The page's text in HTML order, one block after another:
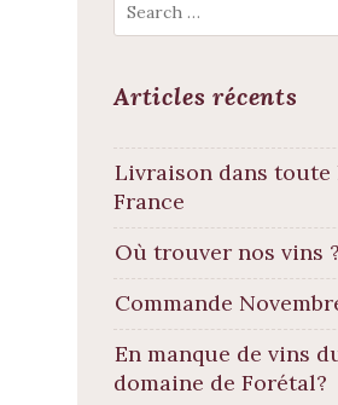
Articles récents
Livraison dans toute
France
Où trouver nos vins ?
Commande
En manque de vins
domaine de Forétal?